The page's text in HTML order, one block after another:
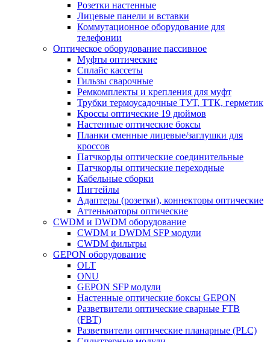
Розетки настенные
Лицевые панели и вставки
Коммутационное оборудование для
телефонии
Оптическое оборудование пассивное
Муфты оптические
Сплайс кассеты
Гильзы сварочные
Ремкомплекты и крепления для муфт
Трубки термоусадочные ТУТ, ТТК, герметик
Кроссы оптические 19 дюймов
Настенные оптические боксы
Планки сменные лицевые/заглушки для
кроссов
Патчкорды оптические соединительные
Патчкорды оптические переходные
Кабельные сборки
Пигтейлы
Адаптеры (розетки), коннекторы оптические
Аттеньюаторы оптические
CWDM и DWDM оборудование
CWDM и DWDM SFP модули
CWDM фильтры
GEPON оборудование
OLT
ONU
GEPON SFP модули
Настенные оптические боксы GEPON
Разветвители оптические сварные FTB
(FBT)
Разветвители оптические планарные (PLC)